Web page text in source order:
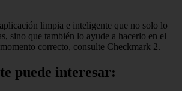
limpia e inteligente que no solo lo
sino que también lo ayude a hacerlo en el
correcto, consulte Checkmark 2.
puede interesar: